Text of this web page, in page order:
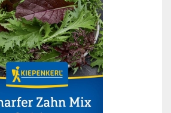
przedpłata
14,99 zł
17,99 zł